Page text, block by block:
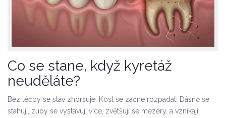
Co se stane, když kyretáž
neuděláte?
Bez léčby se stav zhoršuje. Kost se začne rozpadat. Dásně se
stahují, zuby se vystavují více, zvětšují se mezery, a vznikají